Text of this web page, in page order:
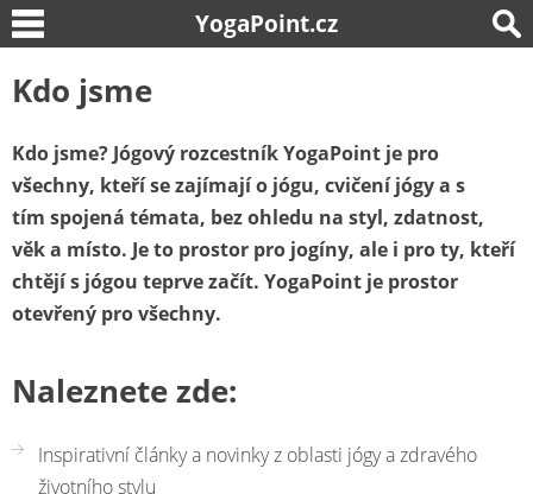
YogaPoint.cz
Kdo jsme
Kdo jsme? Jógový rozcestník YogaPoint je pro
všechny, kteří se zajímají o jógu, cvičení jógy a s
tím spojená témata, bez ohledu na styl, zdatnost,
věk a místo. Je to prostor pro jogíny, ale i pro ty, kteří
chtějí s jógou teprve začít. YogaPoint je prostor
otevřený pro všechny.
Naleznete zde:
Inspirativní články a novinky z oblasti jógy a zdravého
životního stylu